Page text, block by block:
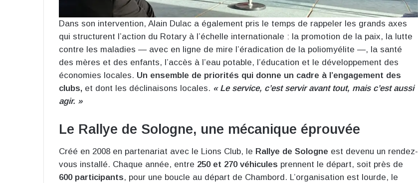
Dans son intervention, Alain Dulac a également pris le temps de rappeler les grands axes
qui structurent l’action du Rotary à l’échelle internationale : la promotion de la paix, la lutte
contre les maladies — avec en ligne de mire l’éradication de la poliomyélite —, la santé
des mères et des enfants, l’accès à l’eau potable, l’éducation et le développement des
économies locales. Un ensemble de priorités qui donne un cadre à l’engagement des
clubs, et dont les déclinaisons locales. « Le service, c’est servir avant tout, mais c’est aussi
agir. »
Le Rallye de Sologne, une mécanique éprouvée
Créé en 2008 en partenariat avec le Lions Club, le Rallye de Sologne est devenu un rendez-
vous installé. Chaque année, entre 250 et 270 véhicules prennent le départ, soit près de
600 participants, pour une boucle au départ de Chambord. L’organisation est lourde, le